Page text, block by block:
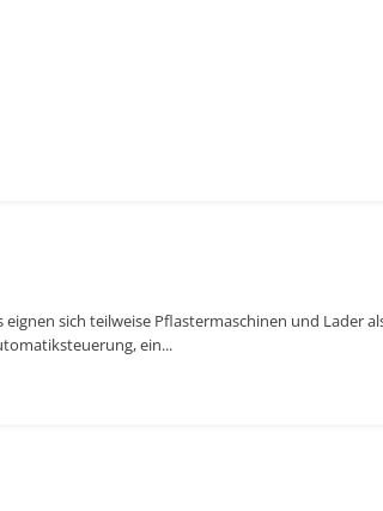
sich teilweise Pflastermaschinen und Lader
ein...